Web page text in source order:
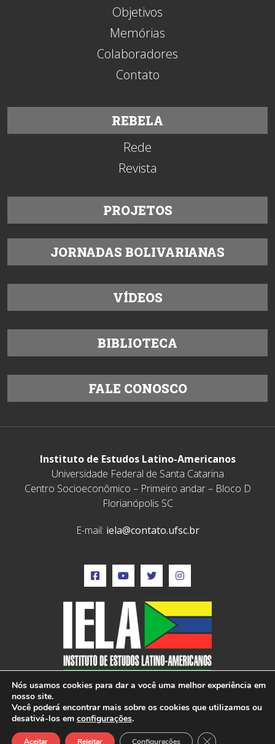
Objetivos
Memórias
Colaboradores
Contato
REBELA
Rede
Revista
PROJETOS
JORNADAS BOLIVARIANAS
VÍDEOS
BIBLIOTECA
FALE CONOSCO
Instituto de Estudos Latino-Americanos
Universidade Federal de Santa Catarina
Centro Socioeconômico – Primeiro andar – Bloco D
Florianópolis SC
E-mail: iela@contato.ufsc.br
IELA © 2022 – Todos os direitos reservados –
Nós usamos cookies para dar a você uma melhor experiência em
nosso site.
Você poderá encontrar mais sobre os cookies que utilizamos ou
desativá-los em configurações.
Aceitar Rejeitar Configurações Close GDPR